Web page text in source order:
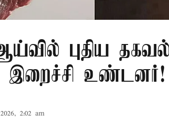
புதிய
இறைச்சி உண்டனர்!
2:02 am